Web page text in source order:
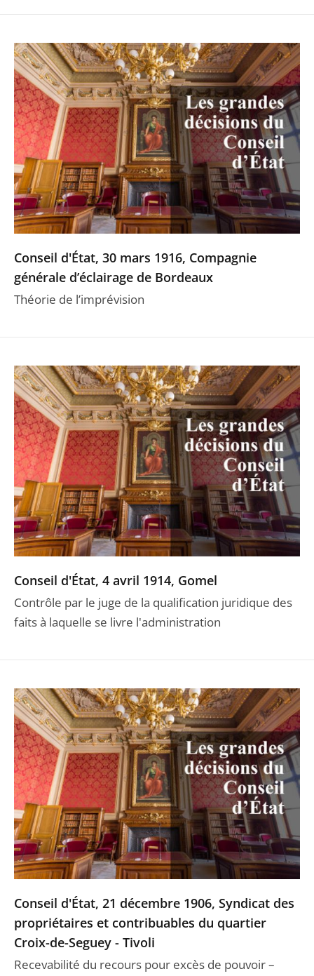
Conseil d'État, 30 mars 1916, Compagnie
générale d’éclairage de Bordeaux
Théorie de l’imprévision
Conseil d'État, 4 avril 1914, Gomel
Contrôle par le juge de la qualification juridique des
faits à laquelle se livre l'administration
Conseil d'État, 21 décembre 1906, Syndicat des
propriétaires et contribuables du quartier
Croix-de-Seguey - Tivoli
Recevabilité du recours pour excès de pouvoir –